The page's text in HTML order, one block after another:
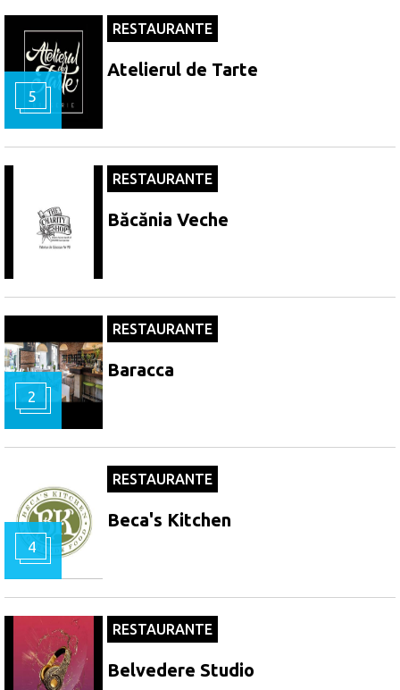
5
RESTAURANTE
Atelierul de Tarte
RESTAURANTE
Băcănia Veche
2
RESTAURANTE
Baracca
4
RESTAURANTE
Beca's Kitchen
RESTAURANTE
Belvedere Studio